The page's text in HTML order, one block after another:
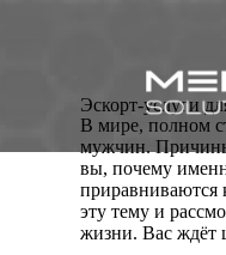
Эскорт-услуги
В мире, полном
мужчин.
вы, почему
приравниваются
эту тему и
жизни. Вас ждёт